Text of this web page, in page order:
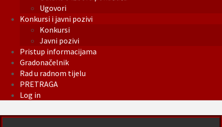
Ugovori
Konkursi i javni pozivi
Konkursi
Javni pozivi
Pristup informacijama
Gradonačelnik
Rad u radnom tijelu
PRETRAGA
Log in